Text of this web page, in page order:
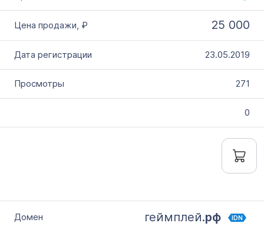
25 000
23.05.2019
271
0
геймплей.рф IDN